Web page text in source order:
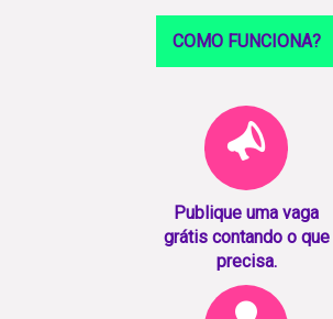
COMO FUNCIONA?
Publique uma vaga
grátis contando o que
precisa.